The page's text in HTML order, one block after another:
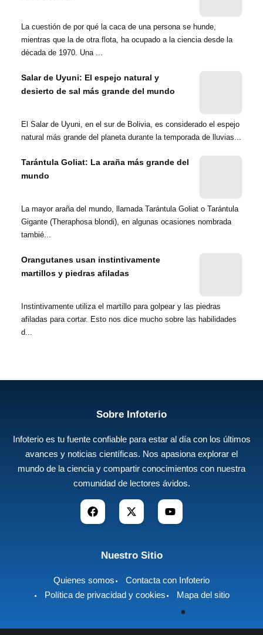
La cuestión de por qué la caca de una persona se hunde,
mientras que la de otra flota, ha ocupado a la ciencia desde la
década de 1970. Una ...
Salar de Uyuni: El espejo natural y
desierto de sal más grande del mundo
El Salar de Uyuni, en el sur de Bolivia, es considerado el espejo
natural más grande del planeta durante la temporada de lluvias...
Tarántula Goliat: La araña más grande del
mundo
La mayor araña del mundo, llamada Tarántula Goliat o Tarántula
Gigante (Theraphosa blondi), en algunas ocasiones nombrada
tambié...
Orangutanes usan instintivamente
martillos y piedras afiladas
Instintivamente utiliza el martillo para golpear y las piedras
afiladas para cortar. Esto nos dice mucho sobre las habilidades
d...
Sobre Infoterio
Infoterio es tu fuente confiable para estar al día con los últimos
avances y noticias científicas. Nos apasiona explorar el
mundo de la ciencia y compartir conocimientos con nuestra
comunidad de lectores ávidos.
Nuestro Sitio
Quienes somos
Contacta con Infoterio
Política de privacidad y cookies
Mapa del sitio